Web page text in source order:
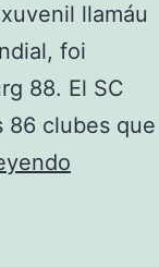
llamáu
foi
88. El SC
86 clubes que